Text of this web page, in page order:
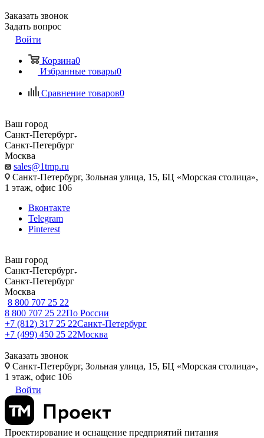
Заказать звонок
Задать вопрос
Войти
Корзина0
Избранные товары0
Сравнение товаров0
Ваш город
Санкт-Петербург
Санкт-Петербург
Москва
sales@1tmp.ru
Санкт-Петербург, Зольная улица, 15, БЦ «Морская столица»,
1 этаж, офис 106
Вконтакте
Telegram
Pinterest
Ваш город
Санкт-Петербург
Санкт-Петербург
Москва
8 800 707 25 22
8 800 707 25 22По России
+7 (812) 317 25 22Санкт-Петербург
+7 (499) 450 25 22Москва
Заказать звонок
Санкт-Петербург, Зольная улица, 15, БЦ «Морская столица»,
1 этаж, офис 106
Войти
Проектирование и оснащение предприятий питания